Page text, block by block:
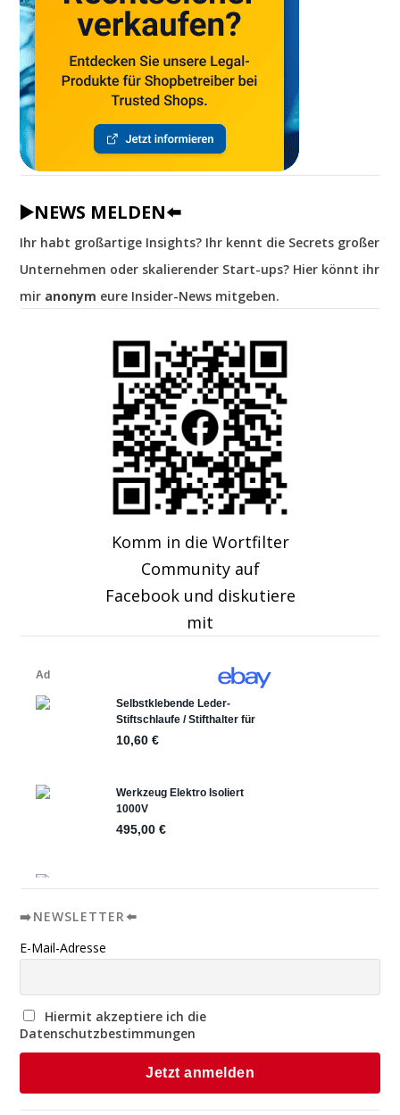
▶️NEWS MELDEN⬅️
Ihr habt großartige Insights? Ihr kennt die Secrets großer
Unternehmen oder skalierender Start-ups? Hier könnt ihr
mir anonym eure Insider-News mitgeben.
Komm in die Wortfilter
Community auf
Facebook und diskutiere
mit
➡️NEWSLETTER⬅️
E-Mail-Adresse
Hiermit akzeptiere ich die
Datenschutzbestimmungen